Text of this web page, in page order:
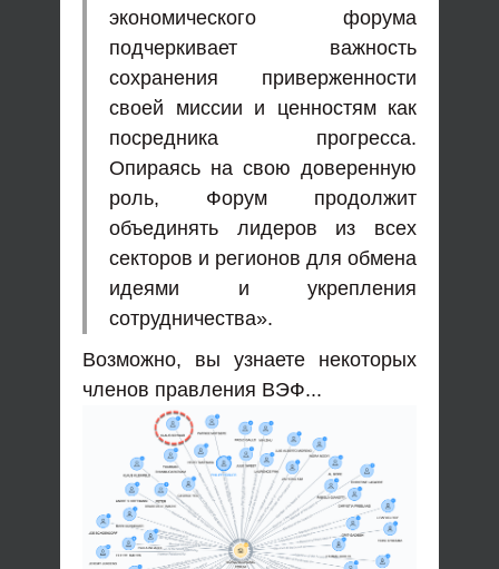
экономического форума
подчеркивает важность
сохранения приверженности
своей миссии и ценностям как
посредника прогресса.
Опираясь на свою доверенную
роль, Форум продолжит
объединять лидеров из всех
секторов и регионов для обмена
идеями и укрепления
сотрудничества».
Возможно, вы узнаете некоторых
членов правления ВЭФ...